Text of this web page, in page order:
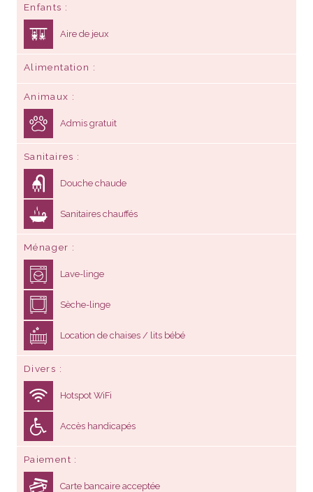
Enfants
Aire de jeux
Alimentation
Animaux
Admis gratuit
Sanitaires
Douche chaude
Sanitaires chauffés
Ménager
Lave-linge
Sèche-linge
Location de chaises / lits bébé
Divers
Hotspot WiFi
Accès handicapés
Paiement
Carte bancaire acceptée